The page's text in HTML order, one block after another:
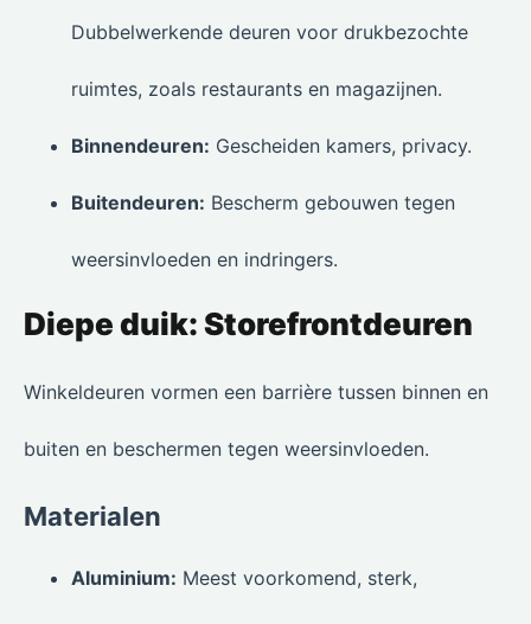
Dubbelwerkende deuren voor drukbezochte
ruimtes, zoals restaurants en magazijnen.
Binnendeuren: Gescheiden kamers, privacy.
Buitendeuren: Bescherm gebouwen tegen
weersinvloeden en indringers.
Diepe duik: Storefrontdeuren
Winkeldeuren vormen een barrière tussen binnen en
buiten en beschermen tegen weersinvloeden.
Materialen
Aluminium: Meest voorkomend, sterk,